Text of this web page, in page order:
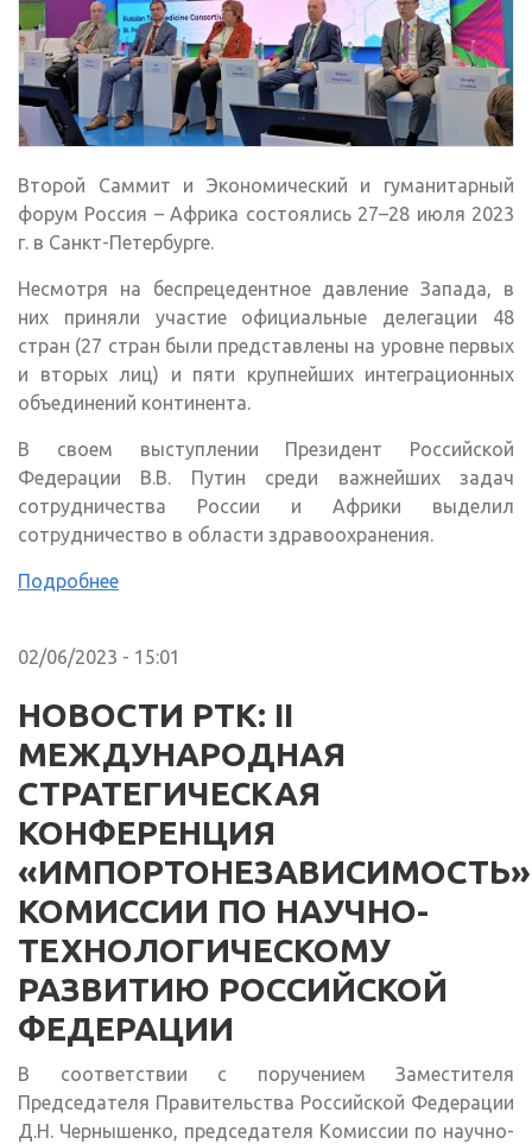
Второй Саммит и Экономический и гуманитарный
форум Россия – Африка состоялись 27–28 июля 2023
г. в Санкт-Петербурге.
Несмотря на беспрецедентное давление Запада, в
них приняли участие официальные делегации 48
стран (27 стран были представлены на уровне первых
и вторых лиц) и пяти крупнейших интеграционных
объединений континента.
В своем выступлении Президент Российской
Федерации В.В. Путин среди важнейших задач
сотрудничества России и Африки выделил
сотрудничество в области здравоохранения.
Подробнее
02/06/2023 - 15:01
НОВОСТИ РТК: II
МЕЖДУНАРОДНАЯ
СТРАТЕГИЧЕСКАЯ
КОНФЕРЕНЦИЯ
«ИМПОРТОНЕЗАВИСИМОСТЬ»
КОМИССИИ ПО НАУЧНО-
ТЕХНОЛОГИЧЕСКОМУ
РАЗВИТИЮ РОССИЙСКОЙ
ФЕДЕРАЦИИ
В соответствии с поручением Заместителя
Председателя Правительства Российской Федерации
Д.Н. Чернышенко, председателя Комиссии по научно-